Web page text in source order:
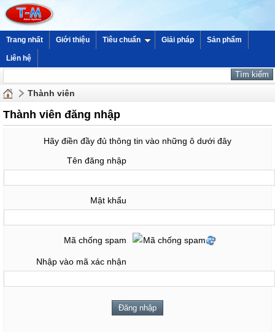
Trang nhất Giới thiệu Tiêu chuẩn Giải pháp Sản phẩm
Liên hệ
Thành viên
Thành viên đăng nhập
Hãy điền đầy đủ thông tin vào những ô dưới đây
Tên đăng nhập
Mật khẩu
Mã chống spam
Nhập vào mã xác nhận